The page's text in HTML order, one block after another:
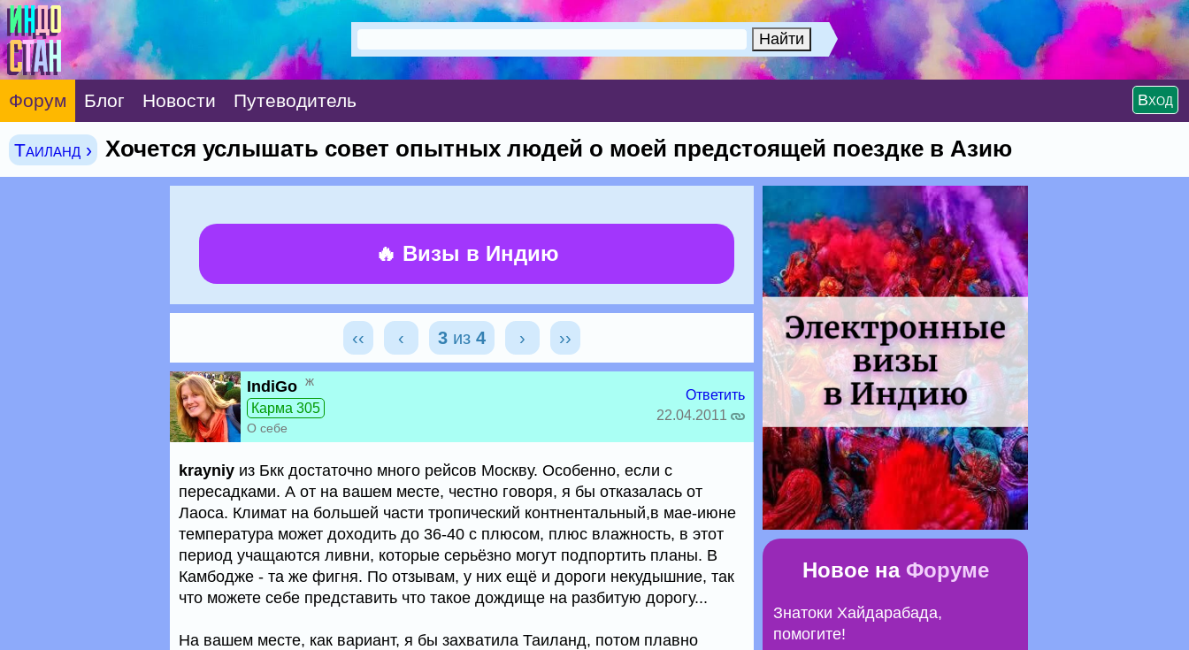
Форум Блог Новости Путеводитель Вход
Таиланд › Хочется услышать совет опытных людей о моей предстоящей поездке в Азию
🔥 Визы в Индию
‹‹ ‹ 3 из 4 › ››
IndiGo ж
Карма 305
О себе
Ответить
22.04.2011
krayniy из Бкк достаточно много рейсов Москву. Особенно, если с
пересадками. А от на вашем месте, честно говоря, я бы отказалась от
Лаоса. Климат на большей части тропический контнентальный,в мае-июне
температура может доходить до 36-40 с плюсом, плюс влажность, в этот
период учащаются ливни, которые серьёзно могут подпортить планы. В
Камбодже - та же фигня. По отзывам, у них ещё и дороги некудышние, так
что можете себе представить что такое дождище на разбитую дорогу...
На вашем месте, как вариант, я бы захватила Таиланд, потом плавно
Новое на Форуме
Знатоки Хайдарабада,
помогите!